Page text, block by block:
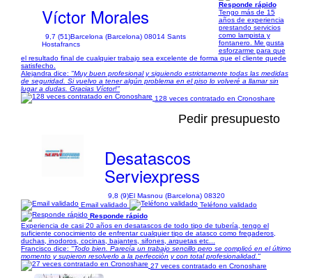
Víctor Morales
9,7 (51)Barcelona (Barcelona) 08014 Sants
Hostafrancs
Responde rápido
Tengo más de 15
años de experiencia
prestando servicios
como lampista y
fontanero. Me gusta
esforzarme para que
el resultado final de cualquier trabajo sea excelente de forma que el cliente quede
satisfecho.
Alejandra dice: "Muy buen profesional y siguiendo estrictamente todas las medidas
de seguridad. Si vuelvo a tener algún problema en el piso lo volveré a llamar sin
lugar a dudas. Gracias Víctor!"
128 veces contratado en Cronoshare
Pedir presupuesto
Desatascos
Serviexpress
9,8 (9)El Masnou (Barcelona) 08320
Email validado
Teléfono validado
Responde rápido
Experiencia de casi 20 años en desatascos de todo tipo de tubería, tengo el
suficiente conocimiento de enfrentar cualquier tipo de atasco como fregaderos,
duchas, inodoros, cocinas, bajantes, sifones, arquetas etc...
Francisco dice: "Todo bien. Parecía un trabajo sencillo pero se complicó en el último
momento y supieron resolverlo a la perfección y con total profesionalidad."
27 veces contratado en Cronoshare